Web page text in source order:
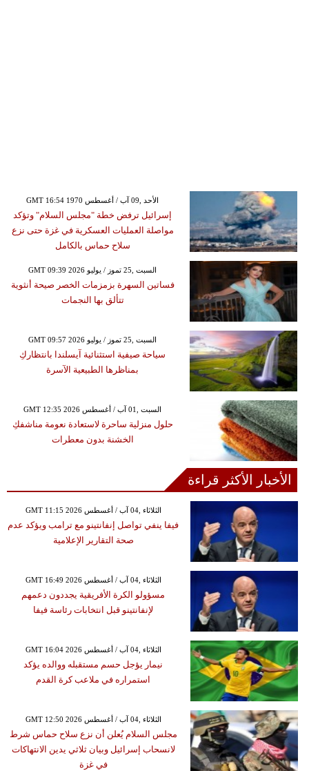
GMT 16:54 1970 الأحد ,09 آب / أغسطس
إسرائيل ترفض خطة "مجلس السلام" وتؤكد
مواصلة العمليات العسكرية في غزة حتى نزع
سلاح حماس بالكامل
GMT 09:39 2026 السبت ,25 تموز / يوليو
فساتين السهرة بزمزمات الخصر صيحة أنثوية
تتألق بها النجمات
GMT 09:57 2026 السبت ,25 تموز / يوليو
سياحة صيفية استثنائية آيسلندا بانتظاركِ
بمناظرها الطبيعية الآسرة
GMT 12:35 2026 السبت ,01 آب / أغسطس
حلول منزلية ساحرة لاستعادة نعومة مناشفكِ
الخشنة بدون معطرات
الأخبار الأكثر قراءة
GMT 11:15 2026 الثلاثاء ,04 آب / أغسطس
فيفا ينفي تواصل إنفانتينو مع ترامب ويؤكد عدم
صحة التقارير الإعلامية
GMT 16:49 2026 الثلاثاء ,04 آب / أغسطس
مسؤولو الكرة الأفريقية يجددون دعمهم
لإنفانتينو قبل انتخابات رئاسة فيفا
GMT 16:04 2026 الثلاثاء ,04 آب / أغسطس
نيمار يؤجل حسم مستقبله ووالده يؤكد
استمراره في ملاعب كرة القدم
GMT 12:50 2026 الثلاثاء ,04 آب / أغسطس
مجلس السلام يُعلن أن نزع سلاح حماس شرط
لانسحاب إسرائيل وبيان ثلاثي يدين الانتهاكات
في غزة